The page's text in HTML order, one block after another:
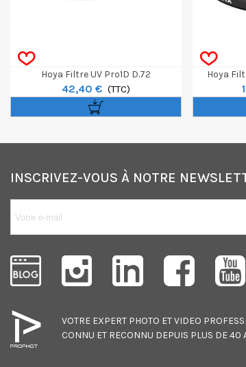
Hoya Filtre UV Pro1D D.72
42,40 € (TTC)
Hoya
INSCRIVEZ-VOUS À NOTRE
VOTRE EXPERT PHOTO ETVIDEO
CONNU ET RECONNU DEPUIS PLUS DE 40
10€ OFFERTS sur
votre premier
achat !
Consultez notre politique de
confidentialité.